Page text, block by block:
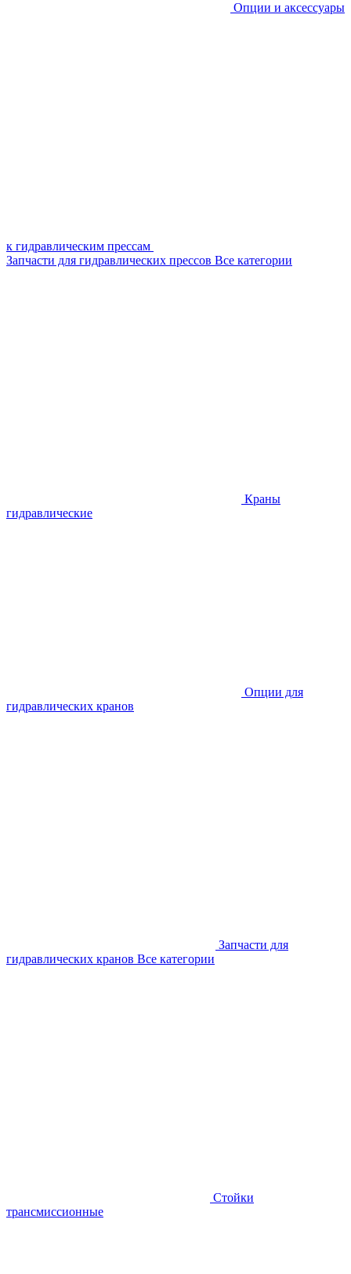
Опции и аксессуары
к гидравлическим прессам
Запчасти для гидравлических прессов Все категории
Краны
гидравлические
Опции для
гидравлических кранов
Запчасти для
гидравлических кранов Все категории
Стойки
трансмиссионные